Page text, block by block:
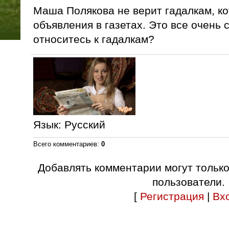
Маша Полякова не верит гадалкам,
объявления в газетах. Это все очень
относитесь к гадалкам?
Язык: Русский
Всего комментариев: 0
Добавлять комментарии могут
пользователи.
[ Регистрация |